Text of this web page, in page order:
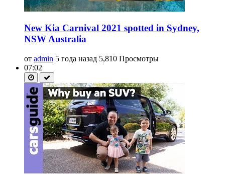
New Kia Carnival 2021 spotted in Sydney,
NSW Australia
от admin 5 года назад 5,810 Просмотры
07:02